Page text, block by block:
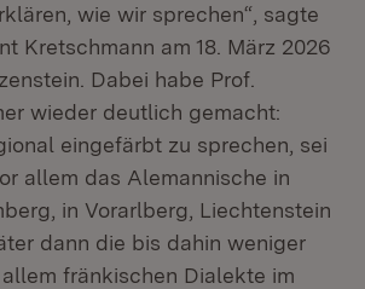
wie wir sprechen“, sagte
Kretschmann am 18. März 2026
Dabei habe Prof.
wieder deutlich gemacht:
eingefärbt zu sprechen, sei
allem das Alemannische in
in Vorarlberg, Liechtenstein
dann die bis dahin weniger
fränkischen Dialekte im